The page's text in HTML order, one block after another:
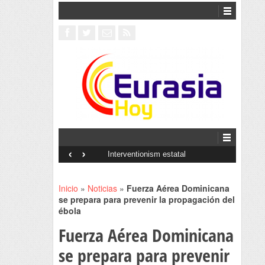
Interventionism estatal
‹ ›
Inicio » Noticias» Fuerza Aérea Dominicana
se prepara para prevenir la propagación del
ébola
Fuerza Aérea Dominicana
se prepara para prevenir